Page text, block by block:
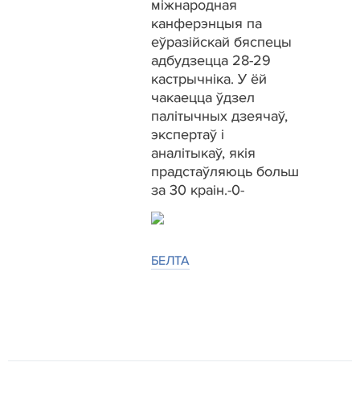
міжнародная
канферэнцыя па
еўразійскай бяспецы
адбудзецца 28-29
кастрычніка. У ёй
чакаецца ўдзел
палітычных дзеячаў,
экспертаў і
аналітыкаў, якія
прадстаўляюць больш
за 30 краін.-0-
БЕЛТА